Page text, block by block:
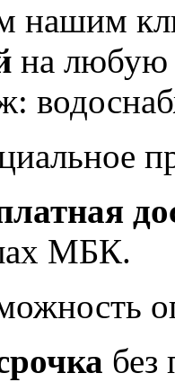
нашим
на любую
МБК.
без